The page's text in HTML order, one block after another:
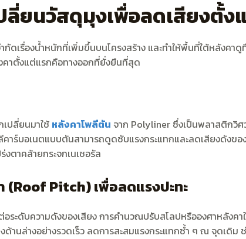
ลี่ยนวัสดุมุงเพื่อลดเสียงตั้ง
เรื่องน้ำหนักที่เพิ่มขึ้นบนโครงสร้าง และทำให้พื้นที่ใต้หลังคา
คาตั้งแต่แรกคือทางออกที่ยั่งยืนที่สุด
ปลี่ยนมาใช้ หลังคาโพลีตัน จาก Polyliner ซึ่งเป็นพลาสติกวิ
ร์บอเนตแบบตันสามารถดูดซับแรงกระแทกและลดเสียงดังข
ตาคล้ายกระจกเนเชอรัล
(Roof Pitch) เพื่อลดแรงปะทะ
ะดับความดังของเสียง การคำนวณปรับสโลปหรือองศาหลังคา
ด้านล่างอย่างรวดเร็ว ลดการสะสมแรงกระแทกซ้ำ ๆ ณ จุดเดิ